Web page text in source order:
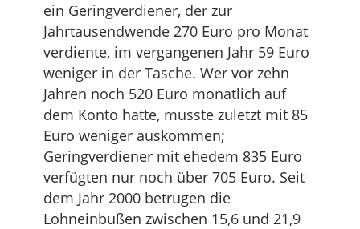
ein Geringverdiener, der zur
Jahrtausendwende 270 Euro pro Monat
verdiente, im vergangenen Jahr 59 Euro
weniger in der Tasche. Wer vor zehn
Jahren noch 520 Euro monatlich auf
dem Konto hatte, musste zuletzt mit 85
Euro weniger auskommen;
Geringverdiener mit ehedem 835 Euro
verfügten nur noch über 705 Euro. Seit
dem Jahr 2000 betrugen die
Lohneinbußen zwischen 15,6 und 21,9